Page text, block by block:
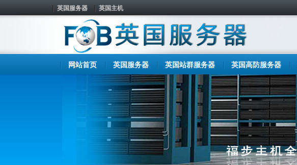
英国服务器 英国主机
网站首页 英国服务器 英国站群服务器 英国高防服务器